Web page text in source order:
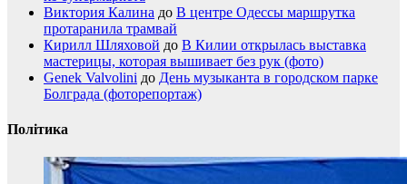
Виктория Калина до В центре Одессы маршрутка
протаранила трамвай
Кирилл Шляховой до В Килии открылась выставка
мастерицы, которая вышивает без рук (фото)
Genek Valvolini до День музыканта в городском парке
Болграда (фоторепортаж)
Політика